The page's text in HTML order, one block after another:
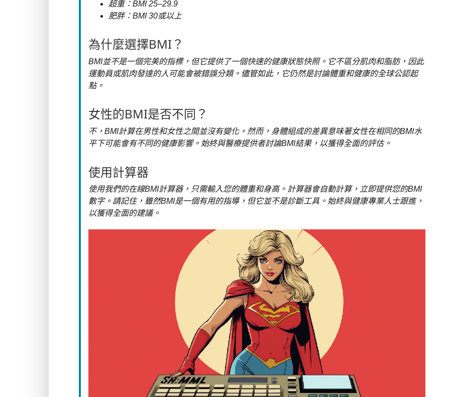
超重：BMI 25–29.9
肥胖：BMI 30或以上
為什麼選擇BMI？
BMI並不是一個完美的指標，但它提供了一個快速的健康狀態快照。它不區分肌肉和脂肪，因此
運動員或肌肉發達的人可能會被錯誤分類。儘管如此，它仍然是討論體重和健康的全球公認起
點。
女性的BMI是否不同？
不，BMI計算在男性和女性之間並沒有變化。然而，身體組成的差異意味著女性在相同的BMI水
平下可能會有不同的健康影響。始終與醫療提供者討論BMI結果，以獲得全面的評估。
使用計算器
使用我們的在線BMI計算器，只需輸入您的體重和身高。計算器會自動計算，立即提供您的BMI
數字。請記住，雖然BMI是一個有用的指導，但它並不是診斷工具。始終與健康專業人士跟進，
以獲得全面的建議。